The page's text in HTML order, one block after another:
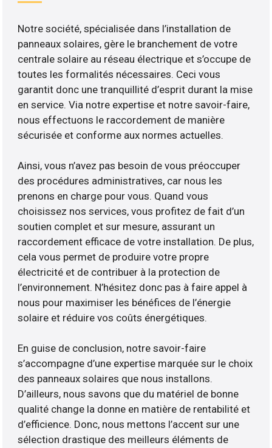
Notre société, spécialisée dans l’installation de
panneaux solaires, gère le branchement de votre
centrale solaire au réseau électrique et s’occupe de
toutes les formalités nécessaires. Ceci vous
garantit donc une tranquillité d’esprit durant la mise
en service. Via notre expertise et notre savoir-faire,
nous effectuons le raccordement de manière
sécurisée et conforme aux normes actuelles.
Ainsi, vous n’avez pas besoin de vous préoccuper
des procédures administratives, car nous les
prenons en charge pour vous. Quand vous
choisissez nos services, vous profitez de fait d’un
soutien complet et sur mesure, assurant un
raccordement efficace de votre installation. De plus,
cela vous permet de produire votre propre
électricité et de contribuer à la protection de
l’environnement. N’hésitez donc pas à faire appel à
nous pour maximiser les bénéfices de l’énergie
solaire et réduire vos coûts énergétiques.
En guise de conclusion, notre savoir-faire
s’accompagne d’une expertise marquée sur le choix
des panneaux solaires que nous installons.
D’ailleurs, nous savons que du matériel de bonne
qualité change la donne en matière de rentabilité et
d’efficience. Donc, nous mettons l’accent sur une
sélection drastique des meilleurs éléments de